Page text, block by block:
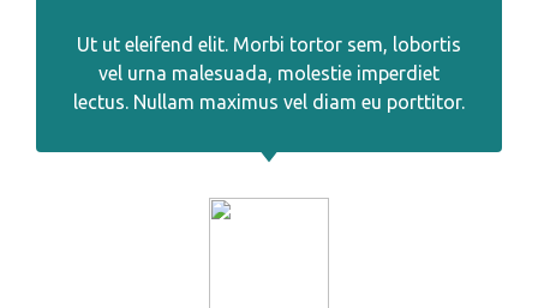
Ut ut eleifend elit. Morbi tortor sem, lobortis
vel urna malesuada, molestie imperdiet
lectus. Nullam maximus vel diam eu porttitor.